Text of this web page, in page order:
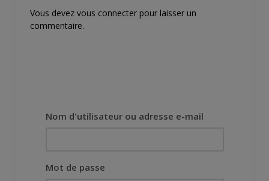
Vous devez vous connecter pour laisser un
commentaire.
Nom d'utilisateur ou adresse e-mail
Mot de passe